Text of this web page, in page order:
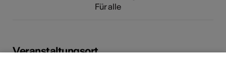
Für alle
Veranstaltungsort